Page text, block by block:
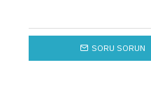
SORU SORUN